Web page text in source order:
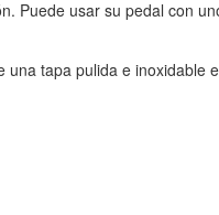
Puede usar su pedal con
una tapa pulida e inoxidable